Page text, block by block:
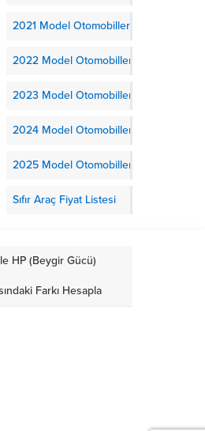
2021 Model Otomobiller
2022 Model Otomobiller
2023 Model Otomobiller
2024 Model Otomobiller
2025 Model Otomobiller
Sıfır Araç Fiyat Listesi
HP (Beygir Gücü)
Farkı Hesapla